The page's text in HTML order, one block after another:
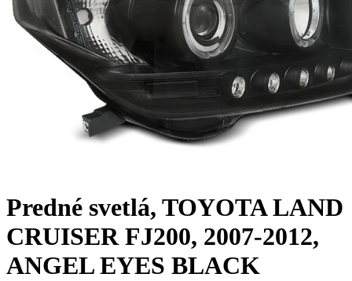
Predné svetlá, TOYOTA LAND
CRUISER FJ200, 2007-2012,
ANGEL EYES BLACK